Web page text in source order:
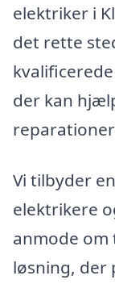
elektriker i
det rette
der kan
Vi tilbyder
elektrikere
anmode om
løsning, der